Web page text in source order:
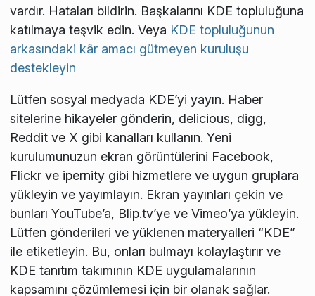
vardır. Hataları bildirin. Başkalarını KDE topluluğuna
katılmaya teşvik edin. Veya KDE topluluğunun
arkasındaki kâr amacı gütmeyen kuruluşu
destekleyin
Lütfen sosyal medyada KDE’yi yayın. Haber
sitelerine hikayeler gönderin, delicious, digg,
Reddit ve X gibi kanalları kullanın. Yeni
kurulumunuzun ekran görüntülerini Facebook,
Flickr ve ipernity gibi hizmetlere ve uygun gruplara
yükleyin ve yayımlayın. Ekran yayınları çekin ve
bunları YouTube’a, Blip.tv’ye ve Vimeo’ya yükleyin.
Lütfen gönderileri ve yüklenen materyalleri “KDE”
ile etiketleyin. Bu, onları bulmayı kolaylaştırır ve
KDE tanıtım takımının KDE uygulamalarının
kapsamını çözümlemesi için bir olanak sağlar.